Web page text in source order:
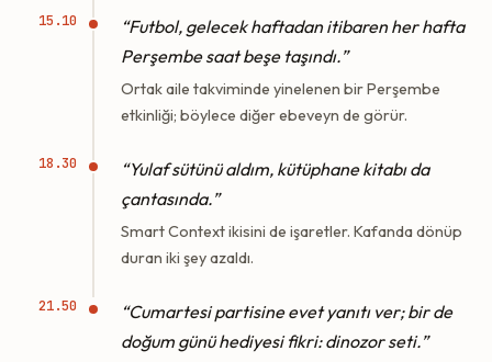
15.10
“Futbol, gelecek haftadan itibaren her hafta
Perşembe saat beşe taşındı.”
Ortak aile takviminde yinelenen bir Perşembe
etkinliği; böylece diğer ebeveyn de görür.
18.30
“Yulaf sütünü aldım, kütüphane kitabı da
çantasında.”
Smart Context ikisini de işaretler. Kafanda dönüp
duran iki şey azaldı.
21.50
“Cumartesi partisine evet yanıtı ver; bir de
doğum günü hediyesi fikri: dinozor seti.”